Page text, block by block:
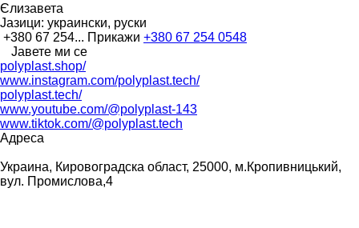
Єлизавета
Јазици: украински, руски
+380 67 254... Прикажи +380 67 254 0548
Јавете ми се
polyplast.shop/
www.instagram.com/polyplast.tech/
polyplast.tech/
www.youtube.com/@polyplast-143
www.tiktok.com/@polyplast.tech
Адреса
Украина, Кировоградска област, 25000, м.Кропивницький,
вул. Промислова,4